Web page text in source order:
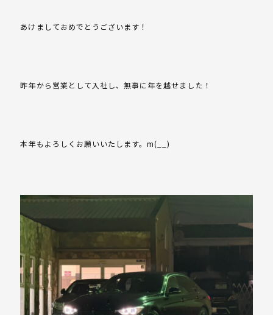
あけましておめでとうございます！
昨年から営業として入社し、無事に年を越せました！
本年もよろしくお願いいたします。m(__)